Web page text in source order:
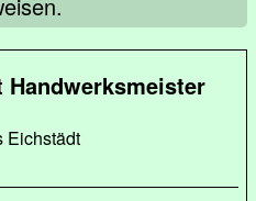
Eichstädt